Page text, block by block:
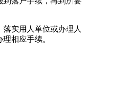
实用人单位或办理人
相应手续。